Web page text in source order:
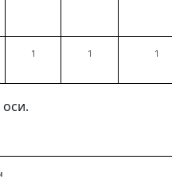
1 1 1